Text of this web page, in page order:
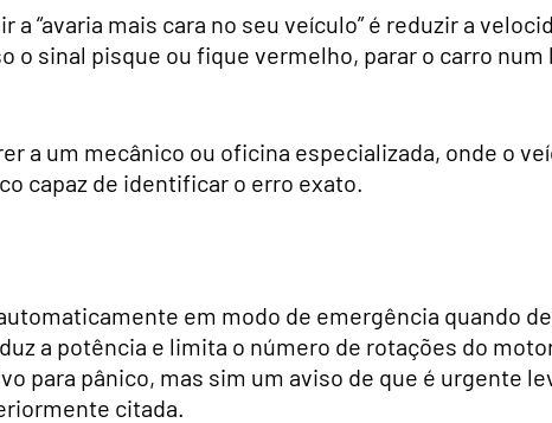
a “avaria mais cara no seu veículo” é reduzir a
o sinal pisque ou fique vermelho, parar o carro num
a um mecânico ou oficina especializada, onde o
capaz de identificar o erro exato.
em modo de emergência quando
a potência e limita o número de rotações do
para pânico, mas sim um aviso de que é urgente
citada.